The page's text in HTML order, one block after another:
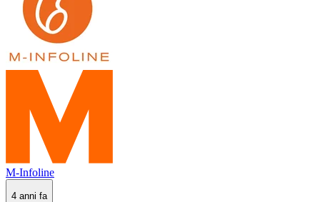
M-Infoline
4 anni fa